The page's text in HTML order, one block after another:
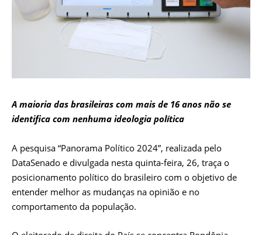
A maioria das brasileiras com mais de 16 anos não se
identifica com nenhuma ideologia política
A pesquisa “Panorama Político 2024”, realizada pelo
DataSenado e divulgada nesta quinta-feira, 26, traça o
posicionamento político do brasileiro com o objetivo de
entender melhor as mudanças na opinião e no
comportamento da população.